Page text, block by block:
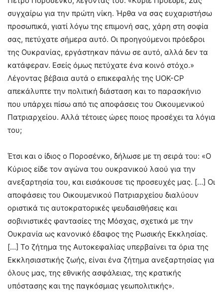
συγχαίρω για την πρώτη νίκη. Ήρθα να σας ευχαριστήσω
προσωπικά, γιατί λόγω της επιμονή σας, χάρη στη σοφία
σας, πετύχατε σήμερα αυτό. Οι προηγούμενοι πρόεδροι
της Ουκρανίας, εργάστηκαν πάνω σε αυτό, αλλά δεν τα
κατάφεραν. Εσείς όμως πετύχατε ένα κοινό στόχο.»
Λέγοντας βέβαια αυτά ο επικεφαλής της UOK-CP
απεκάλυπτε την πολιτική διάσταση και το παρασκήνιο
που υπάρχει πίσω από τις αποφάσεις του Οικουμενικού
Πατριαρχείου. Αλλά τέτοιες ώρες ποιος προσέχει τα λόγια
του;
Έτσι και ο ίδιος ο Ποροσένκο, δήλωσε με τη σειρά του: «Ο
Κύριος είδε τον αγώνα του ουκρανικού λαού για την
ανεξαρτησία του, και εισάκουσε τις προσευχές μας. […] Οι
αποφάσεις του Οικουμενικού Πατριαρχείου διαλύουν
οριστικά τις αυτοκρατορικές ψευδαισθήσεις και
σοβινιστικές φαντασίες της Μόσχας, σχετικά με την
Ουκρανία ως κανονικό έδαφος της Ρωσικής Εκκλησίας.
[…] Το ζήτημα της Αυτοκεφαλίας υπερβαίνει τα όρια της
Εκκλησιαστικής ζωής, είναι ένα ζήτημα ανεξαρτησίας για
όλους μας, της εθνικής ασφάλειας, της κρατικής
υπόστασης και της παγκόσμιας γεωπολιτικής».